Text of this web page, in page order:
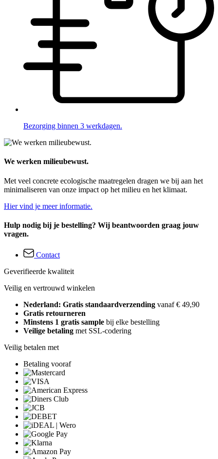
Bezorging binnen 3 werkdagen.
We werken milieubewust.
Met veel concrete ecologische maatregelen dragen we bij aan het
minimaliseren van onze impact op het milieu en het klimaat.
Hier vind je meer informatie.
Hulp nodig bij je bestelling? Wij beantwoorden graag jouw
vragen.
Contact
Geverifieerde kwaliteit
Veilig en vertrouwd winkelen
Nederland: Gratis standaardverzending vanaf € 49,90
Gratis retourneren
Minstens 1 gratis sample bij elke bestelling
Veilige betaling met SSL-codering
Veilig betalen met
Betaling vooraf